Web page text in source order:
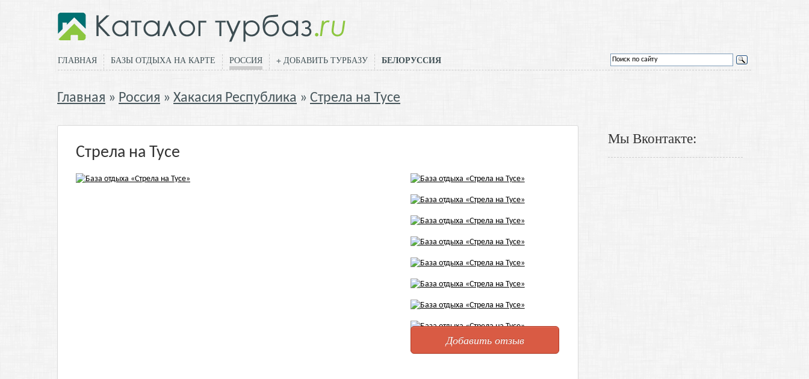
ГЛАВНАЯ БАЗЫ ОТДЫХА НА КАРТЕ РОССИЯ + ДОБАВИТЬ ТУРБАЗУ БЕЛОРУССИЯ
Главная Россия Хакасия Республика Стрела на Тусе
Стрела на Тусе
Добавить отзыв
Мы Вконтакте: